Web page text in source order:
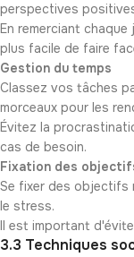
perspectives
En remerciant
plus facile de faire
Gestion du temps
Classez vos tâches
morceaux pour les
Évitez la
cas de besoin.
Fixation des
Se fixer des objectifs
le stress.
Il est important
3.3 Techniques